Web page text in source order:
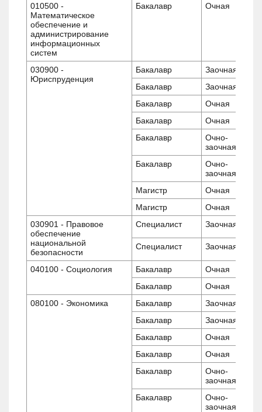
010500 -
Математическое
обеспечение и
администрирование
информационных
систем
Бакалавр Очная
030900 -
Юриспруденция
Бакалавр
Заочная
Бакалавр
Заочная
Бакалавр
Очная
Бакалавр
Очная
Бакалавр
Очно-
заочная
Бакалавр
Очно-
заочная
Магистр
Очная
Магистр
Очная
030901 - Правовое
обеспечение
национальной
безопасности
Специалист Заочная
Специалист Заочная
040100 - Социология Бакалавр
Очная
Бакалавр
Очная
080100 - Экономика
Бакалавр
Заочная
Бакалавр
Заочная
Бакалавр
Очная
Бакалавр
Очная
Бакалавр
Очно-
заочная
Бакалавр
Очно-
заочная